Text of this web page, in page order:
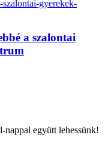
a szalontai
együtt lehessünk!